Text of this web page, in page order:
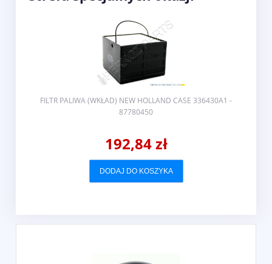
FILTR PALIWA (WKŁAD) NEW HOLLAND CASE 336430A1 -
87780450
192,84 zł
DODAJ DO KOSZYKA